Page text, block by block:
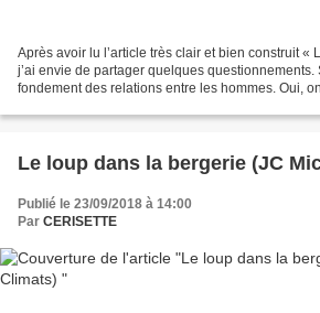
Après avoir lu l’article très clair et bien construit «
j’ai envie de partager quelques questionnements.
fondement des relations entre les hommes. Oui,
Le loup dans la bergerie (JC
Publié le 23/09/2018 à 14:00
Par CERISETTE